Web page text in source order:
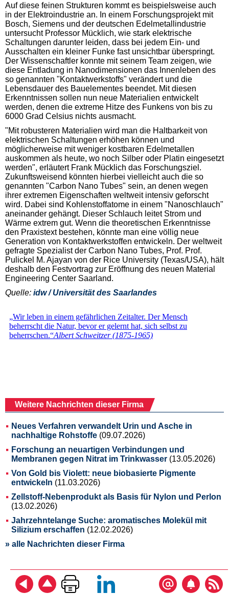
Auf diese feinen Strukturen kommt es beispielsweise auch
in der Elektroindustrie an. In einem Forschungsprojekt mit
Bosch, Siemens und der deutschen Edelmetallindustrie
untersucht Professor Mücklich, wie stark elektrische
Schaltungen darunter leiden, dass bei jedem Ein- und
Ausschalten ein kleiner Funke fast unsichtbar überspringt.
Der Wissenschaftler konnte mit seinem Team zeigen, wie
diese Entladung in Nanodimensionen das Innenleben des
so genannten "Kontaktwerkstoffs" verändert und die
Lebensdauer des Bauelementes beendet. Mit diesen
Erkenntnissen sollen nun neue Materialien entwickelt
werden, denen die extreme Hitze des Funkens von bis zu
6000 Grad Celsius nichts ausmacht.
"Mit robusteren Materialien wird man die Haltbarkeit von
elektrischen Schaltungen erhöhen können und
möglicherweise mit weniger kostbaren Edelmetallen
auskommen als heute, wo noch Silber oder Platin eingesetzt
werden", erläutert Frank Mücklich das Forschungsziel.
Zukunftsweisend könnten hierbei vielleicht auch die so
genannten "Carbon Nano Tubes" sein, an denen wegen
ihrer extremen Eigenschaften weltweit intensiv geforscht
wird. Dabei sind Kohlenstoffatome in einem "Nanoschlauch"
aneinander gehängt. Dieser Schlauch leitet Strom und
Wärme extrem gut. Wenn die theoretischen Erkenntnisse
den Praxistext bestehen, könnte man eine völlig neue
Generation von Kontaktwerkstoffen entwickeln. Der weltweit
gefragte Spezialist der Carbon Nano Tubes, Prof. Prof.
Pulickel M. Ajayan von der Rice University (Texas/USA), hält
deshalb den Festvortrag zur Eröffnung des neuen Material
Engineering Center Saarland.
Quelle: idw / Universität des Saarlandes
Weitere Nachrichten dieser Firma
Neues Verfahren verwandelt Urin und Asche in
nachhaltige Rohstoffe (09.07.2026)
Forschung an neuartigen Verbindungen und
Membranen gegen Nitrat im Trinkwasser (13.05.2026)
Von Gold bis Violett: neue biobasierte Pigmente
entwickeln (11.03.2026)
Zellstoff-Nebenprodukt als Basis für Nylon und Perlon
(13.02.2026)
Jahrzehntelange Suche: aromatisches Molekül mit
Silizium erschaffen (12.02.2026)
» alle Nachrichten dieser Firma